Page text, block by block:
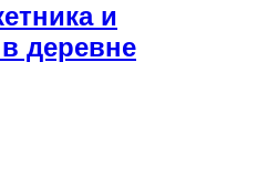
и
деревне